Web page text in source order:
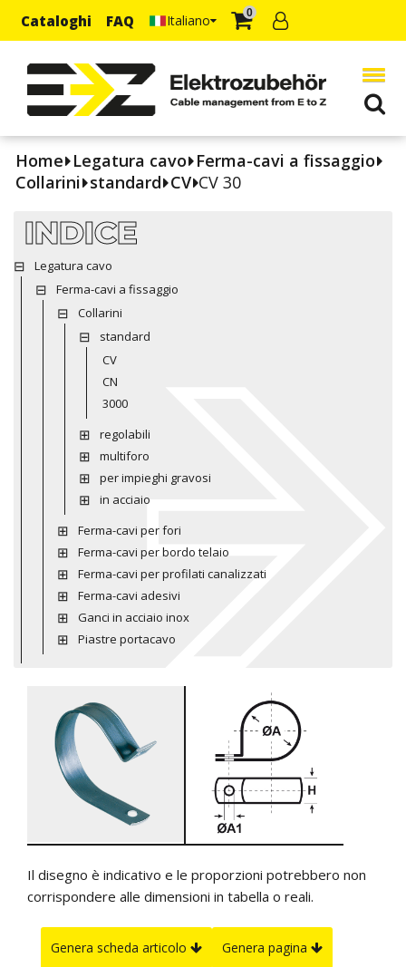
Cataloghi FAQ Italiano 0
Home Legatura cavo Ferma-cavi a fissaggio
Collarini standard CV CV 30
INDICE
Legatura cavo
Ferma-cavi a fissaggio
Collarini
standard
CV
CN
3000
regolabili
multiforo
per impieghi gravosi
in acciaio
Ferma-cavi per fori
Ferma-cavi per bordo telaio
Ferma-cavi per profilati canalizzati
Ferma-cavi adesivi
Ganci in acciaio inox
Piastre portacavo
Il disegno è indicativo e le proporzioni potrebbero non
corrispondere alle dimensioni in tabella o reali.
Genera scheda articolo Genera pagina